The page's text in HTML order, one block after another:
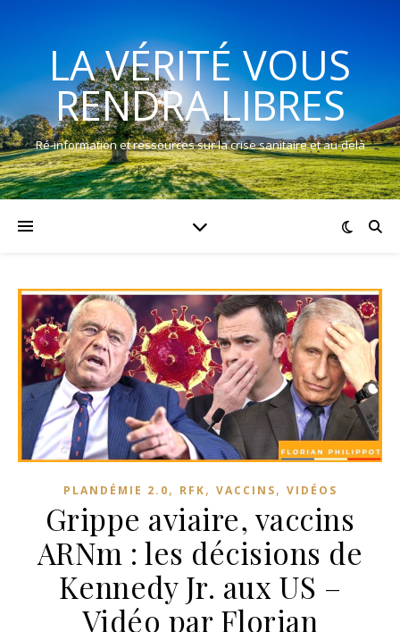
LA VÉRITÉ VOUS
RENDRA LIBRES
Ré-information et ressources sur la crise sanitaire et au-delà
PLANDÉMIE 2.0, RFK, VACCINS, VIDÉOS
Grippe aviaire, vaccins
ARNm : les décisions de
Kennedy Jr. aux US –
Vidéo par Florian